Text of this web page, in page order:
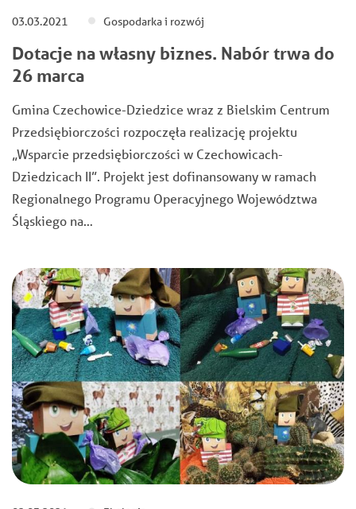
03.03.2021 Gospodarka i rozwój
Dotacje na własny biznes. Nabór trwa do
26 marca
Gmina Czechowice-Dziedzice wraz z Bielskim Centrum
Przedsiębiorczości rozpoczęła realizację projektu
„Wsparcie przedsiębiorczości w Czechowicach-
Dziedzicach II”. Projekt jest dofinansowany w ramach
Regionalnego Programu Operacyjnego Województwa
Śląskiego na…